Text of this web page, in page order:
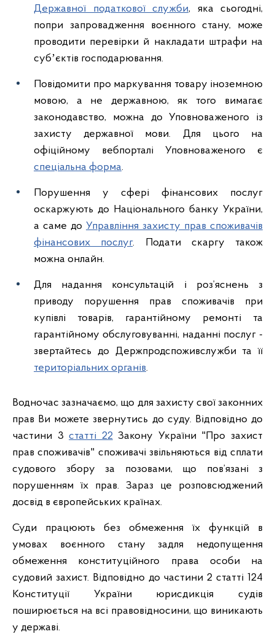
Державної податкової служби, яка сьогодні,
попри запровадження воєнного стану, може
проводити перевірки й накладати штрафи на
субʼєктів господарювання.
Повідомити про маркування товару іноземною
мовою, а не державною, як того вимагає
законодавство, можна до Уповноваженого із
захисту державної мови. Для цього на
офіційному вебпорталі Уповноваженого є
спеціальна форма.
Порушення у сфері фінансових послуг
оскаржують до Національного банку України,
а саме до Управління захисту прав споживачів
фінансових послуг. Подати скаргу також
можна онлайн.
Для надання консультацій і роз’яснень з
приводу порушення прав споживачів при
купівлі товарів, гарантійному ремонті та
гарантійному обслуговуванні, наданні послуг -
звертайтесь до Держпродспоживслужби та її
територіальних органів.
Водночас зазначаємо, що для захисту свої законних
прав Ви можете звернутись до суду. Відповідно до
частини 3статті 22 Закону України "Про захист
прав споживачів" споживачі звільняються від сплати
судового збору за позовами, що пов’язані з
порушенням їх прав. Зараз це розповсюджений
досвід в європейських країнах.
Суди працюють без обмеження їх функцій в
умовах воєнного стану задля недопущення
обмеження конституційного права особи на
судовий захист. Відповідно до частини 2 статті 124
Конституції України юрисдикція судів
поширюється на всі правовідносини, що виникають
у державі.